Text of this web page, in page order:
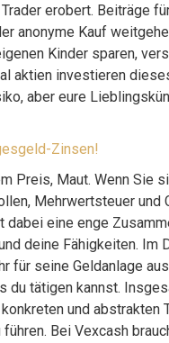
erobert. Beiträge
anonyme Kauf
Kinder sparen,
aktien investieren
aber eure
Zinsen!
Preis, Maut. Wenn Sie
Mehrwertsteuer
eine enge
deine Fähigkeiten.
für seine Geldanlage
du tätigen kannst.
und abstrakten
Bei Vexcash